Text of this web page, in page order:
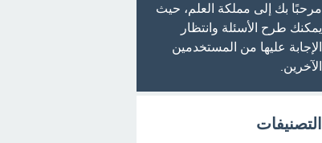
مرحبًا بك إلى مملكة العلم، حيث
يمكنك طرح الأسئلة وانتظار
الإجابة عليها من المستخدمين
الآخرين.
التصنيفات